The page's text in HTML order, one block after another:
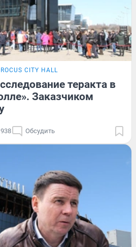
CITY HALL
теракта в
Заказчиком
Обсудить